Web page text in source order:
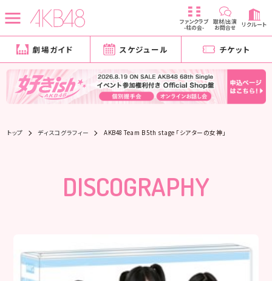
ファンクラブ
-柱の会-
取材/出演
お問合せ リクルート
劇場ガイド スケジュール チケット
トップ ディスコグラフィー AKB48 Team B 5th stage 「シアターの女神」
DISCOGRAPHY